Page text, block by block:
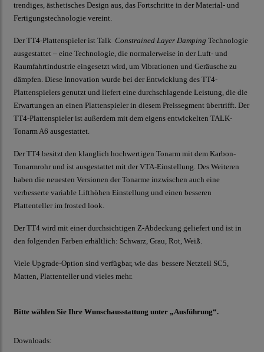
trendiges, ästhetisches Design aus, das Fortschritte in der Material- und
Fertigungstechnologie vereint.
Der TT4-Plattenspieler ist Talk Constrained Layer Damping Technologie
ausgestattet – eine Technologie, die normalerweise in der Luft- und
Raumfahrtindustrie eingesetzt wird, um Vibrationen und Geräusche zu
dämpfen. Diese Innovation wurde bei der Entwicklung des TT4-
Plattenspielers genutzt und liefert eine durchschlagende Leistung, die die
Erwartungen an einen Plattenspieler in diesem Preissegment übertrifft. Der
TT4-Plattenspieler ist außerdem mit dem eigens entwickelten TALK-
Tonarm A6 ausgestattet.
Der TT4 besitzt den klanglich hochwertigen Tonarm mit dem Karbon-
Tonarmrohr und ist ausgestattet mit der VTA-Einstellung. Des Weiteren
haben die neuesten Versionen der Tonarme inzwischen auch eine
verbesserte variable Lifthöhen Einstellung und einen besseren
Plattenteller im frosted look.
Der TT4 wird mit einer durchsichtigen Z-Abdeckung geliefert und ist in
den folgenden Farben erhältlich: Schwarz, Grau, Rot, Weiß.
Viele Upgrade-Option sind verfügbar, wie das bessere Netzteil SC5,
Matten, Plattenteller und vieles mehr.
Bitte wählen Sie Ihre Wunschausstattung unter „Ausführung“.
Downloads: